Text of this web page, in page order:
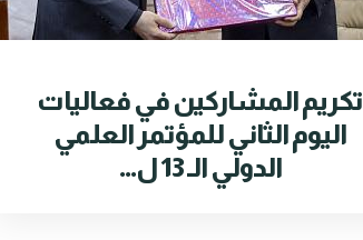
تكريم المشاركين في فعاليات
اليوم الثاني للمؤتمر العلمي
الدولي الـ 13 ل...